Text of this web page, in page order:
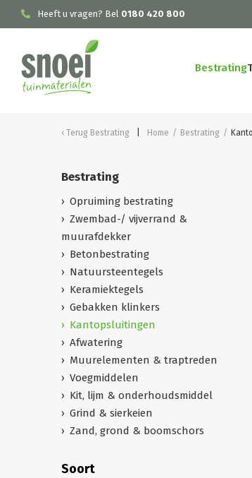
Heeft u vragen? Bel 0180 420 800
Bestrating
Terug Bestrating Home / Bestrating /
Bestrating
Opruiming bestrating
Zwembad-/ vijverrand &
muurafdekker
Betonbestrating
Natuursteentegels
Keramiektegels
Gebakken klinkers
Kantopsluitingen
Afwatering
Muurelementen & traptreden
Voegmiddelen
Kit, lijm & onderhoudsmiddel
Grind & sierkeien
Zand, grond & boomschors
Soort